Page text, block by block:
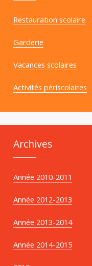
Restauration scolaire
Garderie
Vacances scolaires
Activités périscolaires
Archives
Année 2010-2011
Année 2012-2013
Année 2013-2014
Année 2014-2015